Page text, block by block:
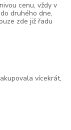
cenu, vždy v
druhého dne,
zde již řadu
vícekrát,